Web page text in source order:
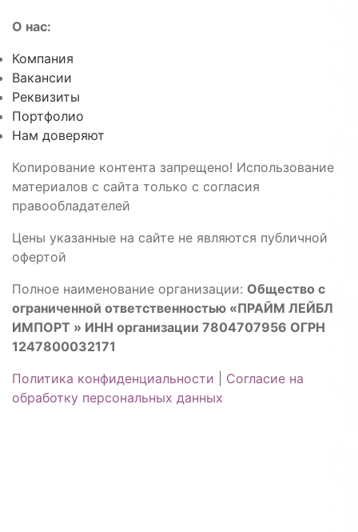
О нас:
Компания
Вакансии
Реквизиты
Портфолио
Нам доверяют
Копирование контента запрещено! Использование
материалов с сайта только с согласия
правообладателей
Цены указанные на сайте не являются публичной
офертой
Полное наименование организации: Общество с
ограниченной ответственностью «ПРАЙМ ЛЕЙБЛ
ИМПОРТ » ИНН организации 7804707956 ОГРН
1247800032171
Политика конфиденциальности
Согласие на
обработку персональных данных